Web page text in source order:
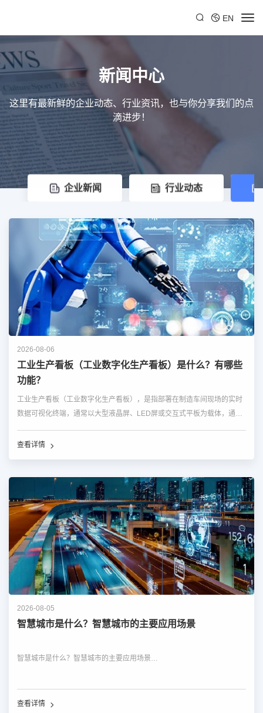
EN
新闻中心
这里有最新鲜的企业动态、行业资讯，也与你分享我们的点
滴进步！
企业新闻 行业动态
2026-08-06
工业生产看板（工业数字化生产看板）是什么？有哪些
功能？
工业生产看板（工业数字化生产看板），是指部署在制造车间现场的实时
数据可视化终端，通常以大型液晶屏、LED屏或交互式平板为载体，通过
（IIoT）等后台系统，自动生成并动态刷新生产进度、设备状态、质量指
查看详情
2026-08-05
智慧城市是什么？智慧城市的主要应用场景
智慧城市是什么？智慧城市的主要应用场景…
查看详情